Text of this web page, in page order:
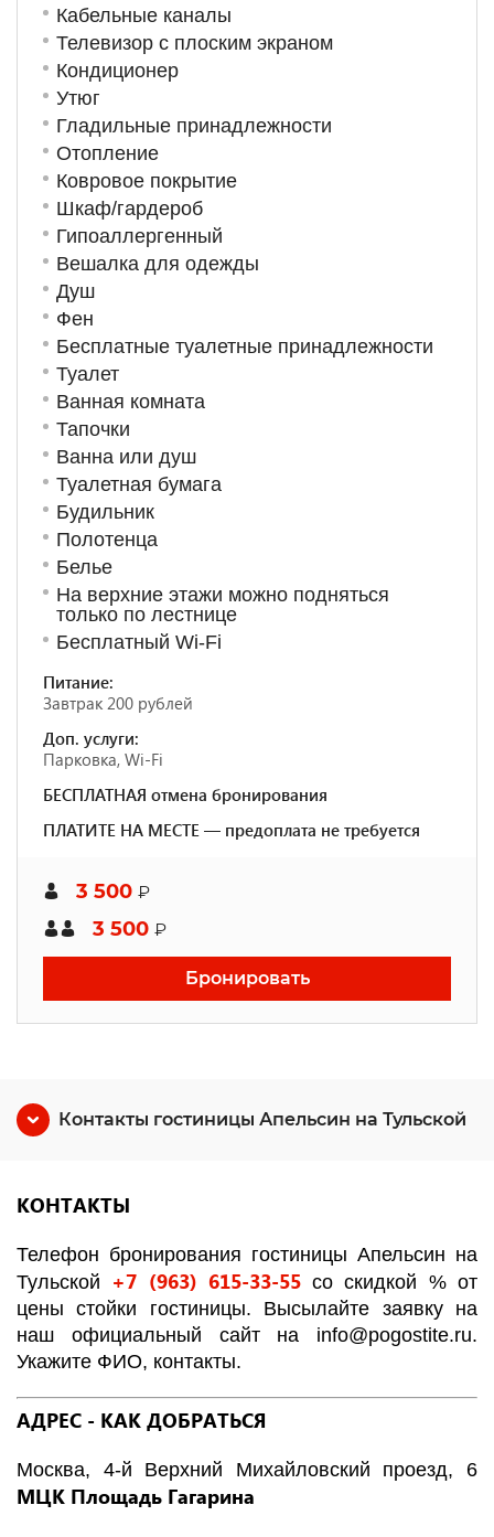
Кабельные каналы
Телевизор с плоским экраном
Кондиционер
Утюг
Гладильные принадлежности
Отопление
Ковровое покрытие
Шкаф/гардероб
Гипоаллергенный
Вешалка для одежды
Душ
Фен
Бесплатные туалетные принадлежности
Туалет
Ванная комната
Тапочки
Ванна или душ
Туалетная бумага
Будильник
Полотенца
Белье
На верхние этажи можно подняться
только по лестнице
Бесплатный Wi-Fi
Питание:
Завтрак 200 рублей
Доп. услуги:
Парковка, Wi-Fi
БЕСПЛАТНАЯ отмена бронирования
ПЛАТИТЕ НА МЕСТЕ — предоплата не требуется
3 500 ₽
3 500 ₽
Бронировать
Контакты гостиницы Апельсин на Тульской
КОНТАКТЫ
Телефон бронирования гостиницы Апельсин на
Тульской +7 (963) 615-33-55со скидкой % от
цены стойки гостиницы. Высылайте заявку на
наш официальный сайт на info@pogostite.ru.
Укажите ФИО, контакты.
АДРЕС - КАК ДОБРАТЬСЯ
Москва, 4-й Верхний Михайловский проезд, 6
МЦК Площадь Гагарина